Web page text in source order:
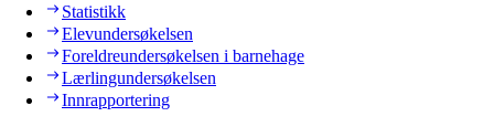
Statistikk
Elevundersøkelsen
Foreldreundersøkelsen i barnehage
Lærlingundersøkelsen
Innrapportering